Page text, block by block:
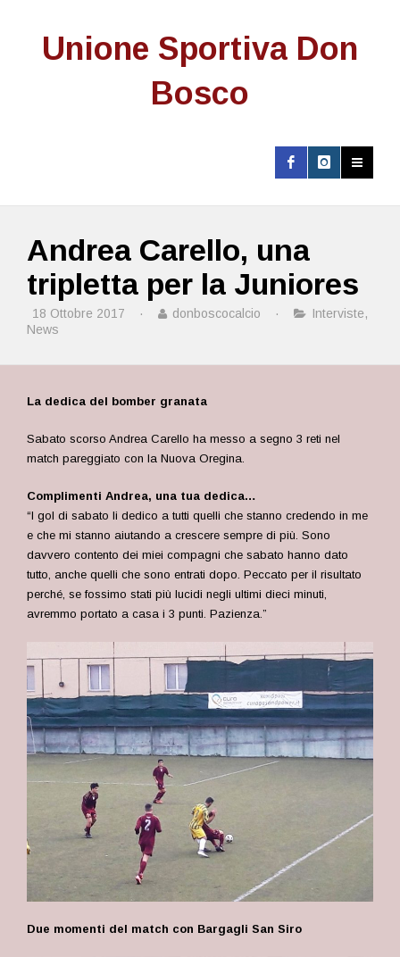
Unione Sportiva Don
Bosco
Andrea Carello, una
tripletta per la Juniores
18 Ottobre 2017 · donboscocalcio · Interviste,
News
La dedica del bomber granata
Sabato scorso Andrea Carello ha messo a segno 3 reti nel
match pareggiato con la Nuova Oregina.
Complimenti Andrea, una tua dedica…
“I gol di sabato li dedico a tutti quelli che stanno credendo in me
e che mi stanno aiutando a crescere sempre di più. Sono
davvero contento dei miei compagni che sabato hanno dato
tutto, anche quelli che sono entrati dopo. Peccato per il risultato
perché, se fossimo stati più lucidi negli ultimi dieci minuti,
avremmo portato a casa i 3 punti. Pazienza.”
Due momenti del match con Bargagli San Siro